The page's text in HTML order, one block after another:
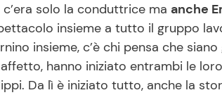
solo la conduttrice ma anche
insieme a tutto il gruppo
insieme, c’è chi pensa che
hanno iniziato entrambi le
Da lì è iniziato tutto, anche la